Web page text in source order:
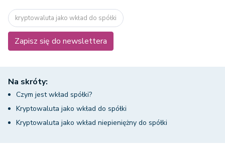
kryptowaluta jako wkład do spółki
Zapisz się do newslettera
Na skróty:
Czym jest wkład spółki?
Kryptowaluta jako wkład do spółki
Kryptowaluta jako wkład niepieniężny do spółki